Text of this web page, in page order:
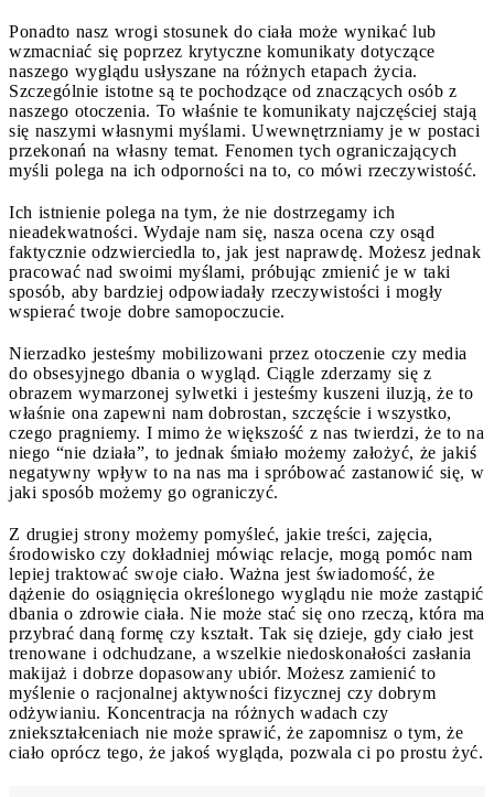
Ponadto nasz wrogi stosunek do ciała może wynikać lub
wzmacniać się poprzez krytyczne komunikaty dotyczące
naszego wyglądu usłyszane na różnych etapach życia.
Szczególnie istotne są te pochodzące od znaczących osób z
naszego otoczenia. To właśnie te komunikaty najczęściej stają
się naszymi własnymi myślami. Uwewnętrzniamy je w postaci
przekonań na własny temat. Fenomen tych ograniczających
myśli polega na ich odporności na to, co mówi rzeczywistość.
Ich istnienie polega na tym, że nie dostrzegamy ich
nieadekwatności. Wydaje nam się, nasza ocena czy osąd
faktycznie odzwierciedla to, jak jest naprawdę. Możesz jednak
pracować nad swoimi myślami, próbując zmienić je w taki
sposób, aby bardziej odpowiadały rzeczywistości i mogły
wspierać twoje dobre samopoczucie.
Nierzadko jesteśmy mobilizowani przez otoczenie czy media
do obsesyjnego dbania o wygląd. Ciągle zderzamy się z
obrazem wymarzonej sylwetki i jesteśmy kuszeni iluzją, że to
właśnie ona zapewni nam dobrostan, szczęście i wszystko,
czego pragniemy. I mimo że większość z nas twierdzi, że to na
niego “nie działa”, to jednak śmiało możemy założyć, że jakiś
negatywny wpływ to na nas ma i spróbować zastanowić się, w
jaki sposób możemy go ograniczyć.
Z drugiej strony możemy pomyśleć, jakie treści, zajęcia,
środowisko czy dokładniej mówiąc relacje, mogą pomóc nam
lepiej traktować swoje ciało. Ważna jest świadomość, że
dążenie do osiągnięcia określonego wyglądu nie może zastąpić
dbania o zdrowie ciała. Nie może stać się ono rzeczą, która ma
przybrać daną formę czy kształt. Tak się dzieje, gdy ciało jest
trenowane i odchudzane, a wszelkie niedoskonałości zasłania
makijaż i dobrze dopasowany ubiór. Możesz zamienić to
myślenie o racjonalnej aktywności fizycznej czy dobrym
odżywianiu. Koncentracja na różnych wadach czy
zniekształceniach nie może sprawić, że zapomnisz o tym, że
ciało oprócz tego, że jakoś wygląda, pozwala ci po prostu żyć.